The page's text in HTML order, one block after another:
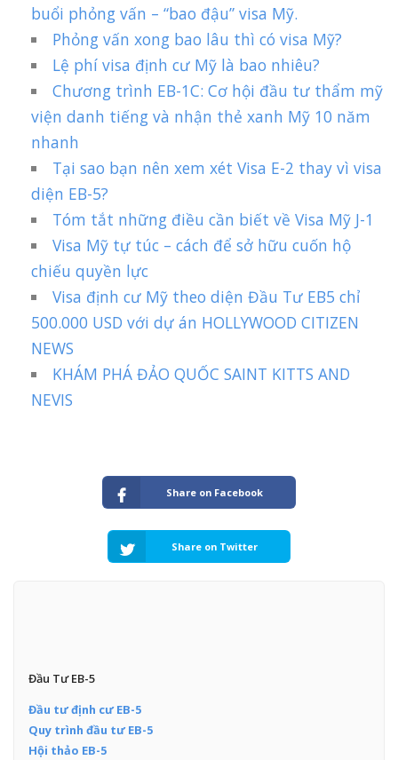
buổi phỏng vấn – “bao đậu” visa Mỹ.
Phỏng vấn xong bao lâu thì có visa Mỹ?
Lệ phí visa định cư Mỹ là bao nhiêu?
Chương trình EB-1C: Cơ hội đầu tư thẩm mỹ
viện danh tiếng và nhận thẻ xanh Mỹ 10 năm
nhanh
Tại sao bạn nên xem xét Visa E-2 thay vì visa
diện EB-5?
Tóm tắt những điều cần biết về Visa Mỹ J-1
Visa Mỹ tự túc – cách để sở hữu cuốn hộ
chiếu quyền lực
Visa định cư Mỹ theo diện Đầu Tư EB5 chỉ
500.000 USD với dự án HOLLYWOOD CITIZEN
NEWS
KHÁM PHÁ ĐẢO QUỐC SAINT KITTS AND
NEVIS
Share on Facebook
Share on Twitter
Đầu Tư EB-5
Đầu tư định cư EB-5
Quy trình đầu tư EB-5
Hội thảo EB-5